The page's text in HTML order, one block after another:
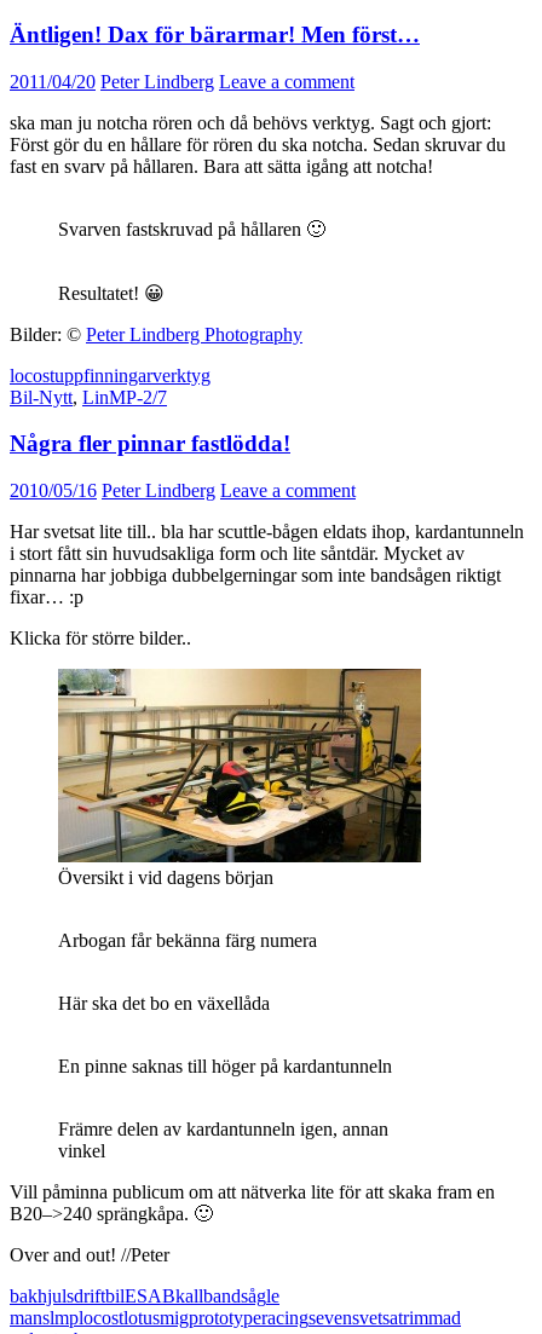
Äntligen! Dax för bärarmar! Men först…
2011/04/20 Peter Lindberg Leave a comment
ska man ju notcha rören och då behövs verktyg. Sagt och gjort:
Först gör du en hållare för rören du ska notcha. Sedan skruvar du
fast en svarv på hållaren. Bara att sätta igång att notcha!
Svarven fastskruvad på hållaren 🙂
Resultatet! 😀
Bilder: © Peter Lindberg Photography
locostuppfinningarverktyg
Bil-Nytt, LinMP-2/7
Några fler pinnar fastlödda!
2010/05/16 Peter Lindberg Leave a comment
Har svetsat lite till.. bla har scuttle-bågen eldats ihop, kardantunneln
i stort fått sin huvudsakliga form och lite såntdär. Mycket av
pinnarna har jobbiga dubbelgerningar som inte bandsågen riktigt
fixar… :p
Klicka för större bilder..
Översikt i vid dagens början
Arbogan får bekänna färg numera
Här ska det bo en växellåda
En pinne saknas till höger på kardantunneln
Främre delen av kardantunneln igen, annan
vinkel
Vill påminna publicum om att nätverka lite för att skaka fram en
B20–>240 sprängkåpa. 🙂
Over and out! //Peter
bakhjulsdriftbilESABkallbandsågle
manslmplocostlotusmigprototyperacingsevensvetsatrimmad